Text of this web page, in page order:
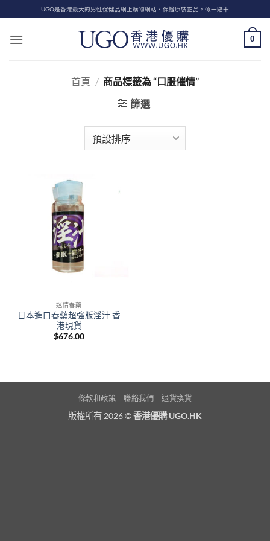
to
content
UGO是香港最大的男性保健品網上購物網站、保證原裝正品，假一賠十
0
首頁 / 商品標籤為 “口服催情”
篩選
迷情春藥
日本進口春藥超強版淫汁 香
港現貨
$676.00
條款和政策 聯絡我們 退貨換貨
版權所有 2026 ©香港優購 UGO.HK